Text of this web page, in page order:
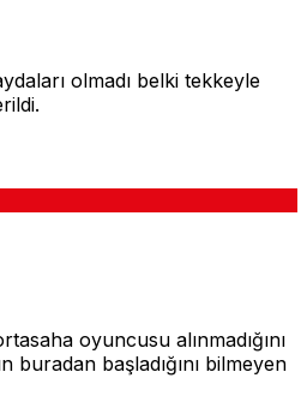
olmadı belki tekkeyle
oyuncusu alınmadığını
buradan başladığını bilmeyen